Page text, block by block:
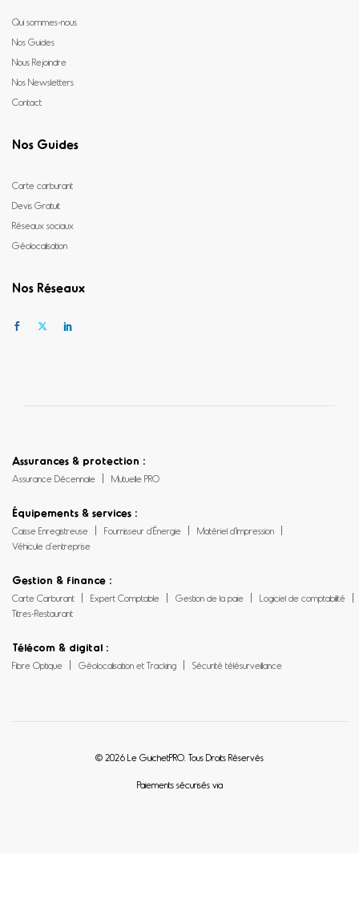
Qui sommes-nous
Nos Guides
Nous Rejoindre
Nos Newsletters
Contact
Nos Guides
Carte carburant
Devis Gratuit
Réseaux sociaux
Géolocalisation
Nos Réseaux
Assurances & protection :
Assurance Décennale Mutuelle PRO
Équipements & services :
Caisse Enregistreuse Fournisseur d’Énergie
Matériel d’Impression
Véhicule d’entreprise
Gestion & finance :
Carte Carburant Expert Comptable Gestion de la paie
Logiciel de comptabilité
Titres-Restaurant
Télécom & digital :
Fibre Optique Géolocalisation et Tracking Sécurité télésurveillance
© 2026 Le GuichetPRO. Tous Droits Réservés
Paiements sécurisés via